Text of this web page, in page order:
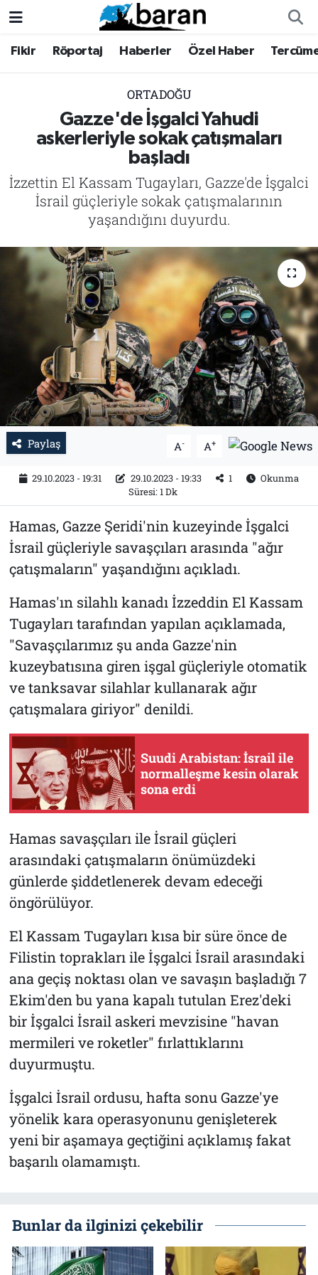
Fikir Röportaj Haberler Özel Haber
ORTADOĞU
Gazze'de İşgalci Yahudi
askerleriyle sokak çatışmaları
başladı
İzzettin El Kassam Tugayları, Gazze'de İşgalci
İsrail güçleriyle sokak çatışmalarının
yaşandığını duyurdu.
Paylaş A- A+
29.10.2023 - 19:31 29.10.2023 - 19:33 1
Okunma
Süresi: 1 Dk
Hamas, Gazze Şeridi'nin kuzeyinde İşgalci
İsrail güçleriyle savaşçıları arasında "ağır
çatışmaların" yaşandığını açıkladı.
Hamas'ın silahlı kanadı İzzeddin El Kassam
Tugayları tarafından yapılan açıklamada,
"Savaşçılarımız şu anda Gazze'nin
kuzeybatısına giren işgal güçleriyle otomatik
ve tanksavar silahlar kullanarak ağır
çatışmalara giriyor" denildi.
Suudi Arabistan: İsrail ile
normalleşme kesin olarak
sona erdi
Hamas savaşçıları ile İsrail güçleri
arasındaki çatışmaların önümüzdeki
günlerde şiddetlenerek devam edeceği
öngörülüyor.
El Kassam Tugayları kısa bir süre önce de
Filistin toprakları ile İşgalci İsrail arasındaki
ana geçiş noktası olan ve savaşın başladığı 7
Ekim'den bu yana kapalı tutulan Erez'deki
bir İşgalci İsrail askeri mevzisine "havan
mermileri ve roketler" fırlattıklarını
duyurmuştu.
İşgalci İsrail ordusu, hafta sonu Gazze'ye
yönelik kara operasyonunu genişleterek
yeni bir aşamaya geçtiğini açıklamış fakat
başarılı olamamıştı.
Bunlar da ilginizi çekebilir
Fikir
Haberler
Tercüme
Büyük Doğu-İbda
Dergi
Tarih
Fikir
Haberler
Tercüme
Büyük Doğu-İbda
Dergi
İletişim
Künye
Nöbetçi Eczaneler
Trafik Durumu
Süper Lig Puan Durumu ve Fikstür
Tüm Manşetler
Haber Arşivi